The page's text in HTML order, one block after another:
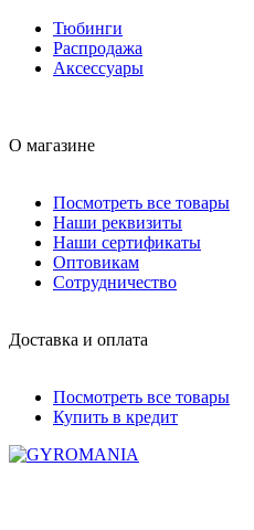
Тюбинги
Распродажа
Аксессуары
О магазине
Посмотреть все товары
Наши реквизиты
Наши сертификаты
Оптовикам
Сотрудничество
Доставка и оплата
Посмотреть все товары
Купить в кредит